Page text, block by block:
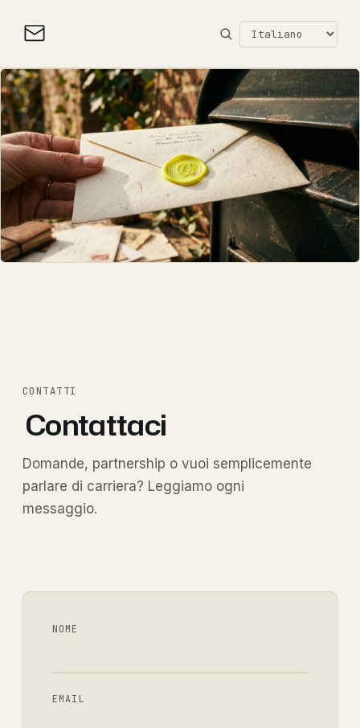
CONTATTI
Contattaci
Domande, partnership o vuoi semplicemente
parlare di carriera? Leggiamo ogni
messaggio.
NOME
EMAIL